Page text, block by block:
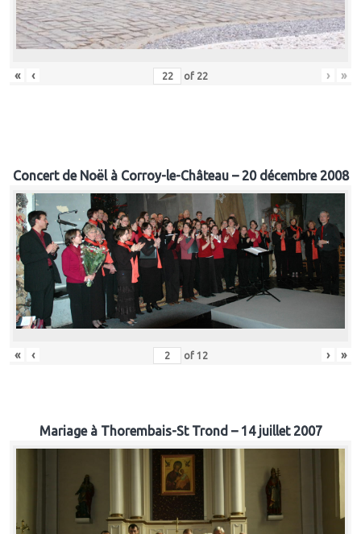
« ‹ of 22 › »
Concert de Noël à Corroy-le-Château – 20 décembre 2008
« ‹ of 12 › »
Mariage à Thorembais-St Trond – 14 juillet 2007